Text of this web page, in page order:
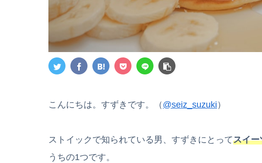
こんにちは。すずきです。（ @seiz_suzuki ）
ストイックで知られている男、すずきにとってスイー
うちの1つです。